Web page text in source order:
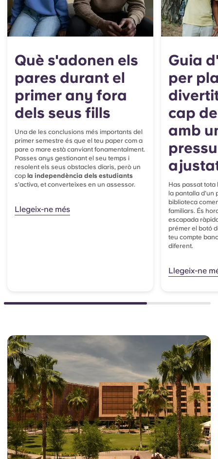
Què s'adonen els
pares durant el
primer any fora
dels seus fills
Una de les conclusions més importants del
primer semestre és que el teu paper com a
pare o mare està canviant fonamentalment.
Passes anys gestionant el seu temps i
resolent els seus obstacles diaris, però un
cop la independència dels estudiants
s'activa, et converteixes en un assessor.
Llegeix-ne més
Guia
per
cap
amb
Has passat tota
la pantalla d'un
biblioteca
familiars. És
escapada
prémer el botó
teu compte
diferent.
Llegeix-ne